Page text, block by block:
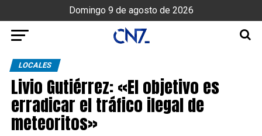
Domingo 9 de agosto de 2026
LOCALES
Livio Gutiérrez: «El objetivo es
erradicar el tráfico ilegal de
meteoritos»